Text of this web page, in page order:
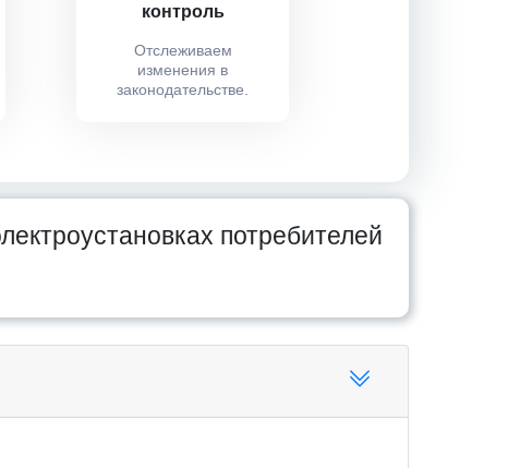
контроль
Отслеживаем
изменения в
законодательстве.
потребителей